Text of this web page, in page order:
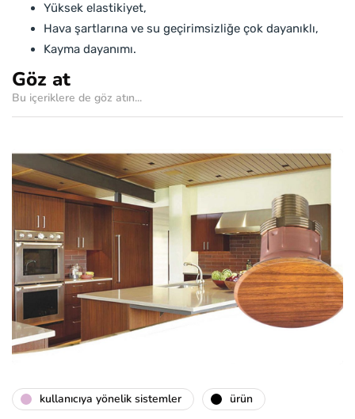
Yüksek elastikiyet,
Hava şartlarına ve su geçirimsizliğe çok dayanıklı,
Kayma dayanımı.
Göz at
Bu içeriklere de göz atın...
kullanıcıya yönelik sistemler ürün